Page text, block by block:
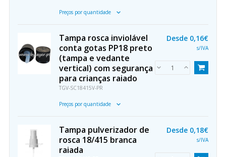
Preços por quantidade
Tampa rosca inviolável
conta gotas PP18 preto
(tampa e vedante
vertical) com segurança
para crianças raiado
TGV-SC18415V-PR
Preços por quantidade
Desde 0,16€
s/IVA
Tampa pulverizador de
rosca 18/415 branca
raiada
Desde 0,18€
s/IVA